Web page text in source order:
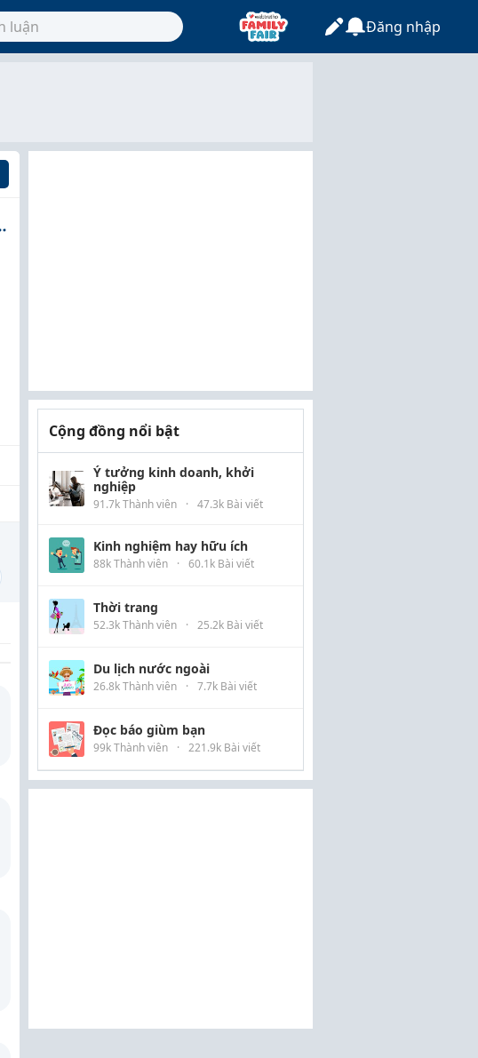
Đăng nhập
Cộng đồng nổi bật
Ý tưởng kinh doanh, khởi
nghiệp
91.7k Thành viên · 47.3k Bài viết
Kinh nghiệm hay hữu ích
88k Thành viên · 60.1k Bài viết
Thời trang
52.3k Thành viên · 25.2k Bài viết
Du lịch nước ngoài
26.8k Thành viên · 7.7k Bài viết
Đọc báo giùm bạn
99k Thành viên · 221.9k Bài viết